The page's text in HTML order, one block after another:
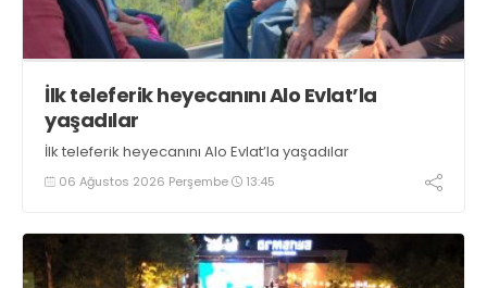
İlk teleferik heyecanını Alo Evlat’la
yaşadılar
İlk teleferik heyecanını Alo Evlat’la yaşadılar
06 Ağustos 2026 Perşembe 13:45